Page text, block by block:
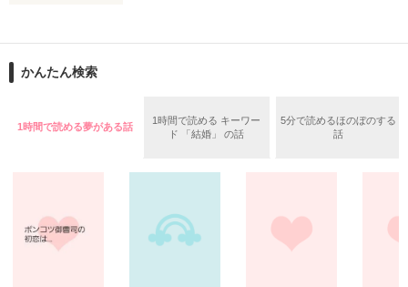
参考にもぜひどうぞ！
コピーライターとして徹夜つづきの日々を過ごすかたわら、妻
の女性読者の共感を呼んだことで『しあわせが、しあわせを、
この作品は吉井さん直伝の、気持ちをもっと上手に伝える、こ
しのメッセージを伝える小さなテクニックについて解説すると
ともに、その言葉を用いることで自分自身を見つめるきっかけ
も促してくれる、「気持ちの伝え方」「自分らしさの磨き方」
かんたん検索
1時間で読める夢がある話
1時間で読める キーワー
ド 「結婚」 の話
5分で読めるほのぼのする
話